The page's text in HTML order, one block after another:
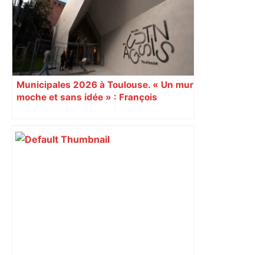
Municipales 2026 à Toulouse. « Un mur
moche et sans idée » : François
Augustins